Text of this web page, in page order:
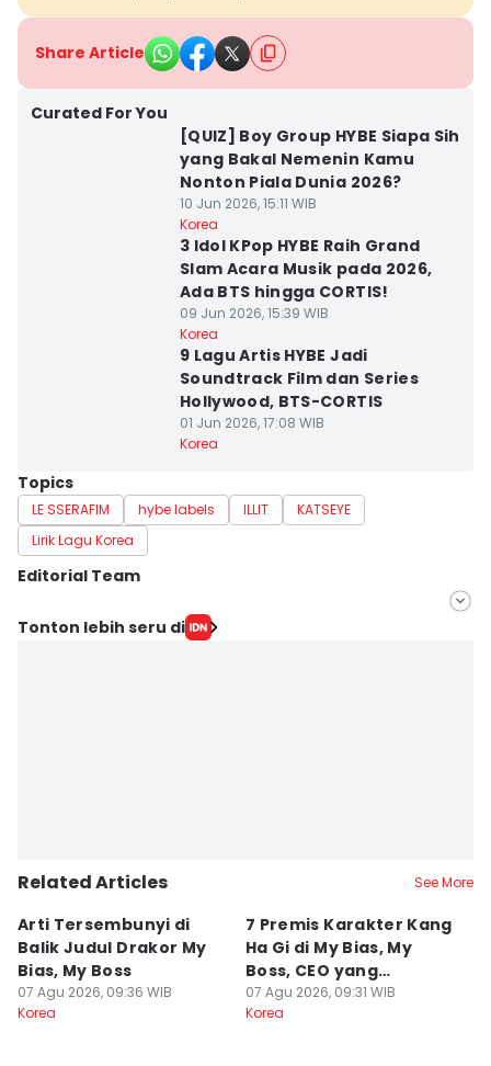
Share Article
Curated For You
[QUIZ] Boy Group HYBE Siapa Sih
yang Bakal Nemenin Kamu
Nonton Piala Dunia 2026?
10 Jun 2026, 15:11 WIB
Korea
3 Idol KPop HYBE Raih Grand
Slam Acara Musik pada 2026,
Ada BTS hingga CORTIS!
09 Jun 2026, 15:39 WIB
Korea
9 Lagu Artis HYBE Jadi
Soundtrack Film dan Series
Hollywood, BTS-CORTIS
01 Jun 2026, 17:08 WIB
Korea
Topics
LE SSERAFIM hybe labels ILLIT
KATSEYE
Lirik Lagu Korea
Editorial Team
Editor
Tonton lebih seru di
Related Articles See More
Arti Tersembunyi di
Balik Judul Drakor My
Bias, My Boss
07 Agu 2026, 09:36 WIB
Korea
7 Premis Karakter Kang
Ha Gi di My Bias, My
Boss, CEO yang
Ambisius
07 Agu 2026, 09:31 WIB
Korea